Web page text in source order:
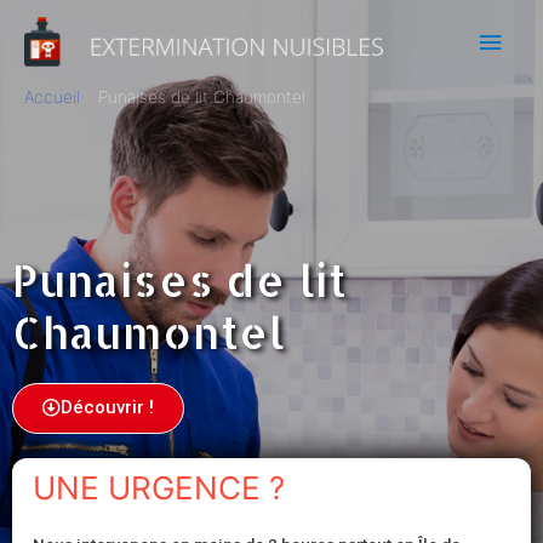
Accueil Punaises de lit Chaumontel
Punaises de lit
Chaumontel
Découvrir !
UNE URGENCE ?